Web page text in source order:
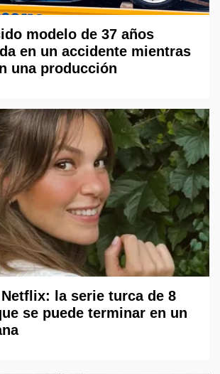
modelo de 37 años
en un accidente mientras
una producción
la serie turca de 8
se puede terminar en un